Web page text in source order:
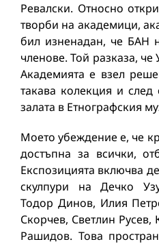
Ревалски. Относно
творби на академици,
бил изненадан, че БАН
членове. Той разказа, че
Академията е взел
такава колекция и
залата в Етнографския
Моето убеждение е, че
достъпна за всички,
Експозицията включва
скулпури на Дечко
Тодор Динов, Илия
Скорчев, Светлин
Рашидов. Това